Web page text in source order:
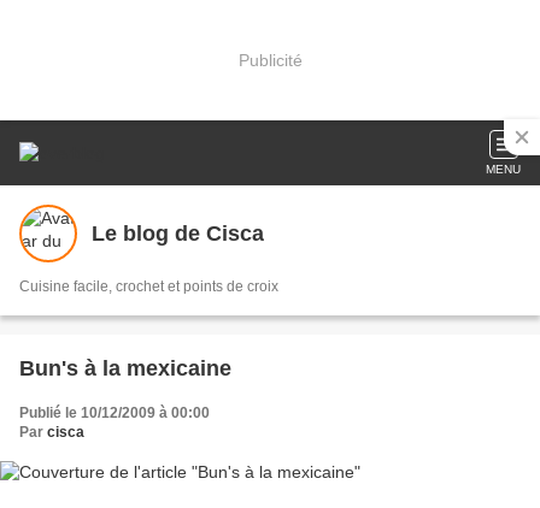
Publicité
MENU
Le blog de Cisca
Cuisine facile, crochet et points de croix
Bun's à la mexicaine
Publié le 10/12/2009 à 00:00
Par cisca